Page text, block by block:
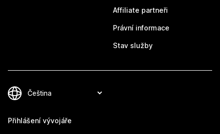
Affiliate partneři
Právní informace
Stav služby
Přihlášení vývojáře